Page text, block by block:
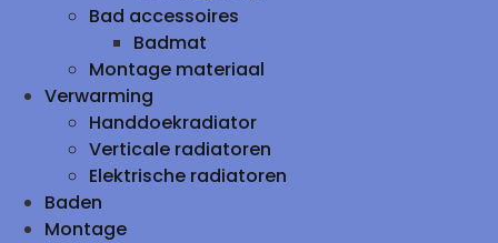
Bad accessoires
Badmat
Montage materiaal
Verwarming
Handdoekradiator
Verticale radiatoren
Elektrische radiatoren
Baden
Montage